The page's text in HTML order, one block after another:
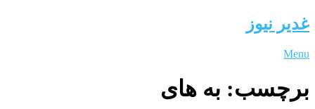
غدیر نیوز
Menu
برچسب: به های